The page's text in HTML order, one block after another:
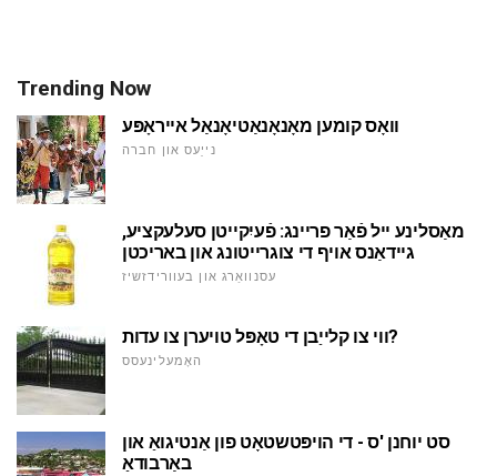
Trending Now
וואָס קומען מאָנאָנאַטיאָנאַל אייראָפּע
נייַעס און חברה
מאַסלינע ייל פֿאַר פריינג: פֿעיִקייטן סעלעקציע,
גיידאַנס אויף די צוגרייטונג און באריכטן
עסנוואַרג און בעוורידזשיז
ווי צו קלייַבן די טאָפּל טויערן צו עדות?
האָמעלינעסס
סט יוחנן 'ס - די הויפּטשטאָט פון אַנטיגואַ און
באַרבודאַ